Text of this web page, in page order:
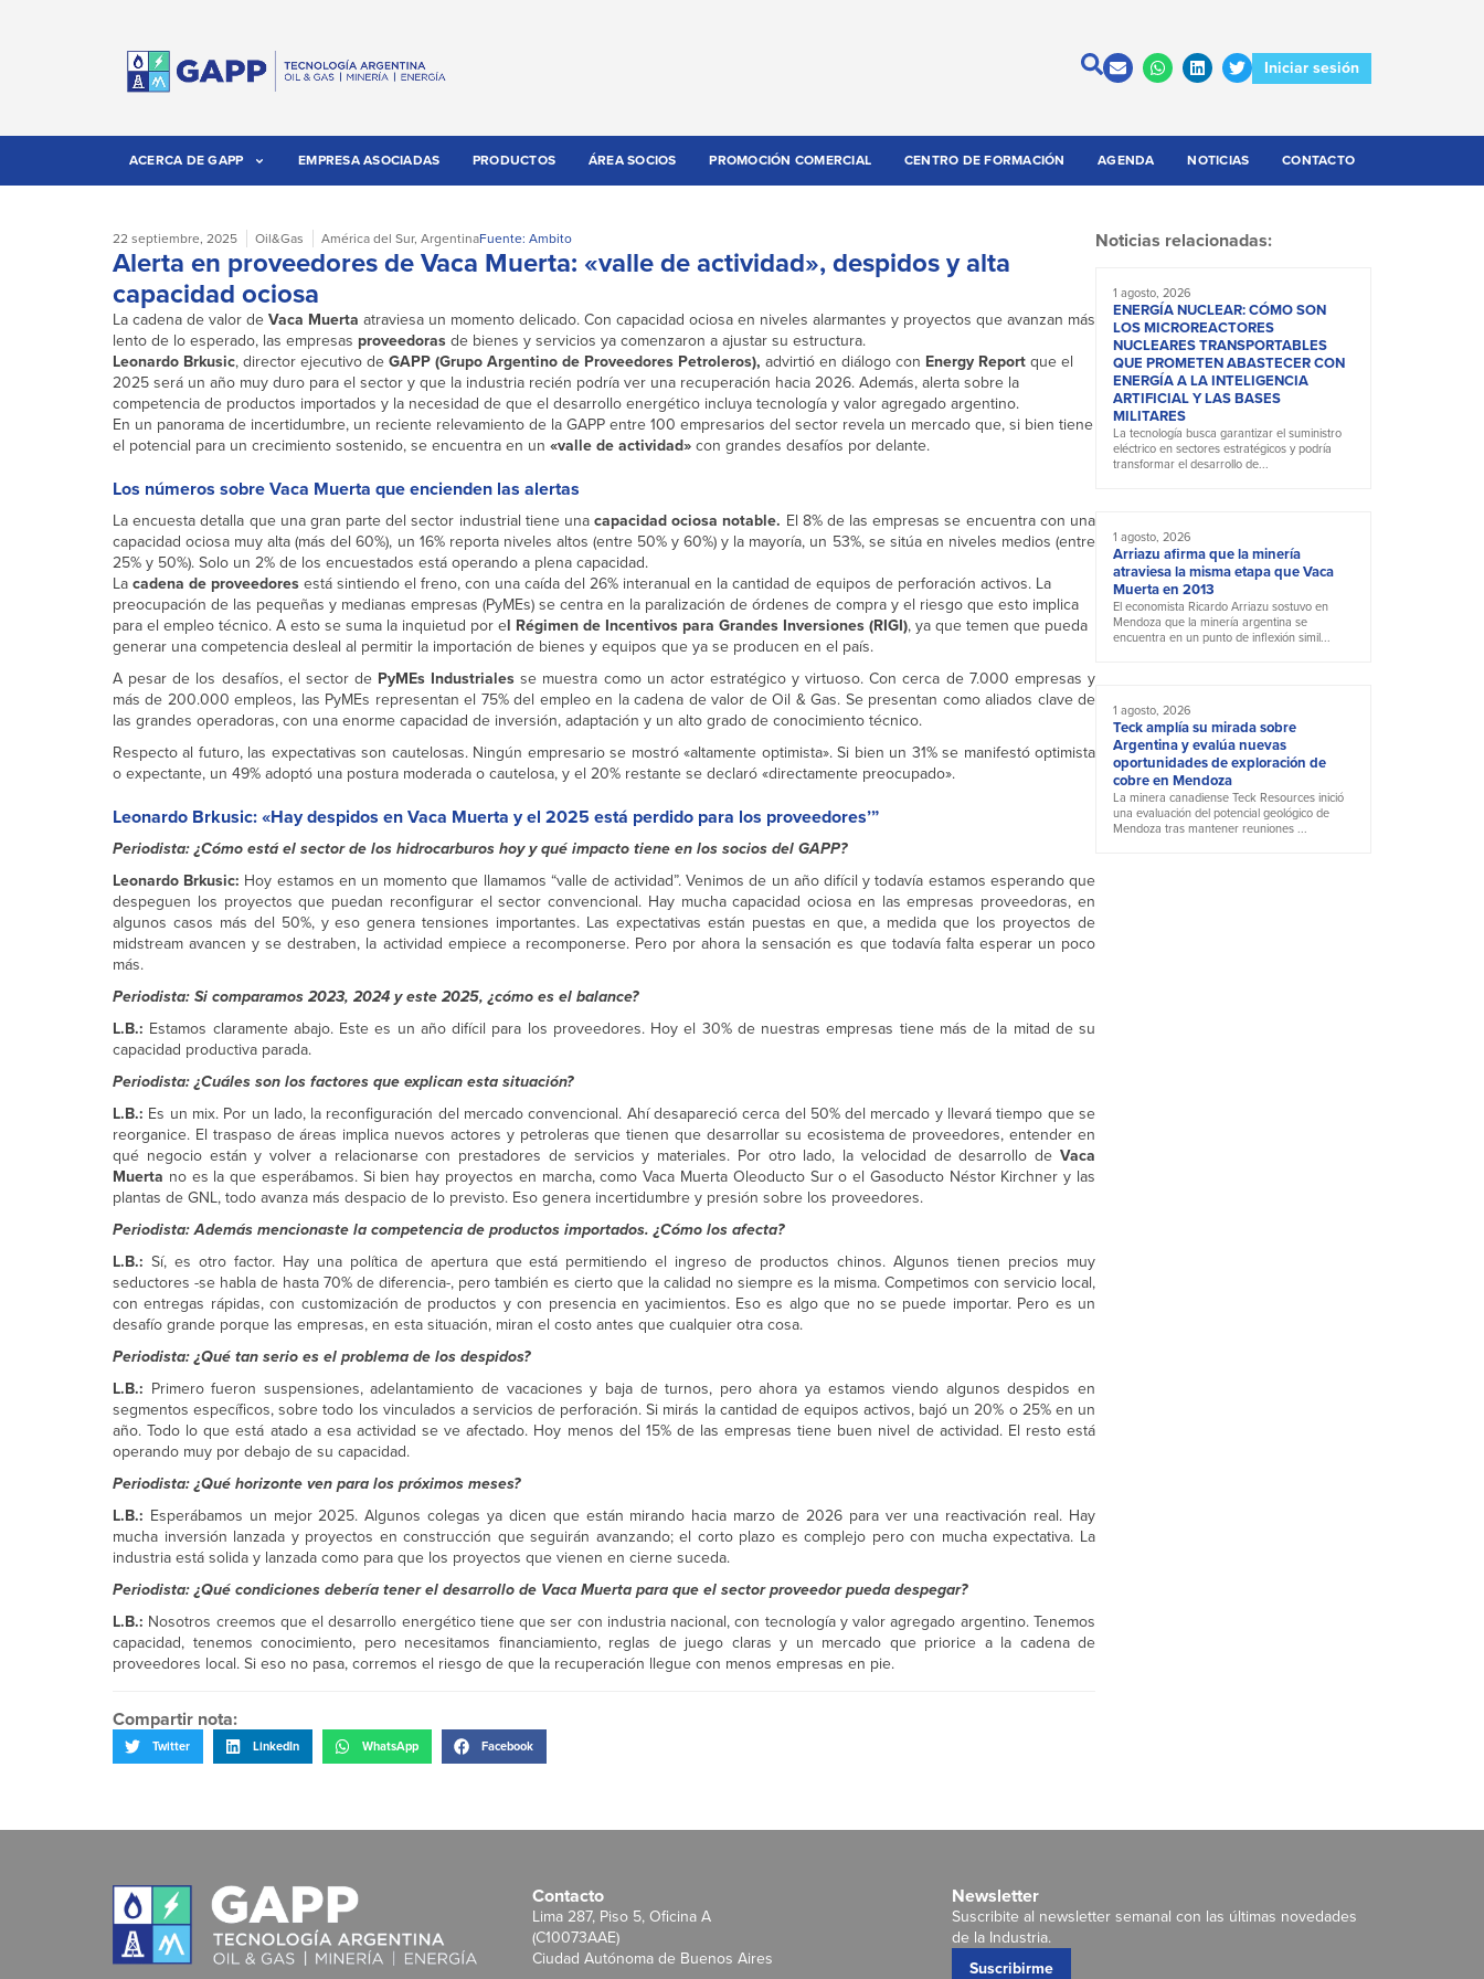
Iniciar sesión
ACERCA DE GAPP EMPRESA ASOCIADAS PRODUCTOS ÁREA SOCIOS PROMOCIÓN COMERCIAL CENTRO DE FORMACIÓN AGENDA NOTICIAS CONTACTO
22 septiembre, 2025 Oil&Gas América del Sur, ArgentinaFuente: Ambito
Alerta en proveedores de Vaca Muerta: «valle de actividad», despidos y alta
capacidad ociosa
La cadena de valor deVaca Muerta atraviesa un momento delicado. Con capacidad ociosa en niveles alarmantes y proyectos que avanzan más
lento de lo esperado, las empresas proveedorasde bienes y servicios ya comenzaron a ajustar su estructura.
Leonardo Brkusic, director ejecutivo deGAPP (Grupo Argentino de Proveedores Petroleros), advirtió en diálogo con Energy Reportque el
2025 será un año muy duro para el sector y que la industria recién podría ver una recuperación hacia 2026. Además, alerta sobre la
competencia de productos importados y la necesidad de que el desarrollo energético incluya tecnología y valor agregado argentino.
En un panorama de incertidumbre, un reciente relevamiento de la GAPP entre 100 empresarios del sector revela un mercado que, si bien tiene
el potencial para un crecimiento sostenido, se encuentra en un «valle de actividad»con grandes desafíos por delante.
Los números sobre Vaca Muerta que encienden las alertas
La encuesta detalla que una gran parte del sector industrial tiene unacapacidad ociosa notable. El 8% de las empresas se encuentra con una
capacidad ociosa muy alta (más del 60%), un 16% reporta niveles altos (entre 50% y 60%) y la mayoría, un 53%, se sitúa en niveles medios (entre
25% y 50%). Solo un 2% de los encuestados está operando a plena capacidad.
Lacadena de proveedoresestá sintiendo el freno, con una caída del 26% interanual en la cantidad de equipos de perforación activos. La
preocupación de las pequeñas y medianas empresas (PyMEs) se centra en la paralización de órdenes de compra y el riesgo que esto implica
para el empleo técnico. A esto se suma la inquietud por el Régimen de Incentivos para Grandes Inversiones (RIGI), ya que temen que pueda
generar una competencia desleal al permitir la importación de bienes y equipos que ya se producen en el país.
A pesar de los desafíos, el sector de PyMEs Industriales se muestra como un actor estratégico y virtuoso. Con cerca de 7.000 empresas y
más de 200.000 empleos, las PyMEs representan el 75% del empleo en la cadena de valor de Oil & Gas. Se presentan como aliados clave de
las grandes operadoras, con una enorme capacidad de inversión, adaptación y un alto grado de conocimiento técnico.
Respecto al futuro, las expectativas son cautelosas. Ningún empresario se mostró «altamente optimista». Si bien un 31% se manifestó optimista
o expectante, un 49% adoptó una postura moderada o cautelosa, y el 20% restante se declaró «directamente preocupado».
Leonardo Brkusic: «Hay despidos en Vaca Muerta y el 2025 está perdido para los proveedores’”
Periodista: ¿Cómo está el sector de los hidrocarburos hoy y qué impacto tiene en los socios del GAPP?
Leonardo Brkusic: Hoy estamos en un momento que llamamos “valle de actividad”. Venimos de un año difícil y todavía estamos esperando que
despeguen los proyectos que puedan reconfigurar el sector convencional. Hay mucha capacidad ociosa en las empresas proveedoras, en
algunos casos más del 50%, y eso genera tensiones importantes. Las expectativas están puestas en que, a medida que los proyectos de
midstream avancen y se destraben, la actividad empiece a recomponerse. Pero por ahora la sensación es que todavía falta esperar un poco
más.
Periodista: Si comparamos 2023, 2024 y este 2025, ¿cómo es el balance?
L.B.: Estamos claramente abajo. Este es un año difícil para los proveedores. Hoy el 30% de nuestras empresas tiene más de la mitad de su
capacidad productiva parada.
Periodista: ¿Cuáles son los factores que explican esta situación?
L.B.: Es un mix. Por un lado, la reconfiguración del mercado convencional. Ahí desapareció cerca del 50% del mercado y llevará tiempo que se
reorganice. El traspaso de áreas implica nuevos actores y petroleras que tienen que desarrollar su ecosistema de proveedores, entender en
qué negocio están y volver a relacionarse con prestadores de servicios y materiales. Por otro lado, la velocidad de desarrollo de Vaca
Muerta no es la que esperábamos. Si bien hay proyectos en marcha, como Vaca Muerta Oleoducto Sur o el Gasoducto Néstor Kirchner y las
plantas de GNL, todo avanza más despacio de lo previsto. Eso genera incertidumbre y presión sobre los proveedores.
Periodista: Además mencionaste la competencia de productos importados. ¿Cómo los afecta?
L.B.: Sí, es otro factor. Hay una política de apertura que está permitiendo el ingreso de productos chinos. Algunos tienen precios muy
seductores -se habla de hasta 70% de diferencia-, pero también es cierto que la calidad no siempre es la misma. Competimos con servicio local,
con entregas rápidas, con customización de productos y con presencia en yacimientos. Eso es algo que no se puede importar. Pero es un
desafío grande porque las empresas, en esta situación, miran el costo antes que cualquier otra cosa.
Periodista: ¿Qué tan serio es el problema de los despidos?
L.B.: Primero fueron suspensiones, adelantamiento de vacaciones y baja de turnos, pero ahora ya estamos viendo algunos despidos en
segmentos específicos, sobre todo los vinculados a servicios de perforación. Si mirás la cantidad de equipos activos, bajó un 20% o 25% en un
año. Todo lo que está atado a esa actividad se ve afectado. Hoy menos del 15% de las empresas tiene buen nivel de actividad. El resto está
operando muy por debajo de su capacidad.
Periodista: ¿Qué horizonte ven para los próximos meses?
L.B.: Esperábamos un mejor 2025. Algunos colegas ya dicen que están mirando hacia marzo de 2026 para ver una reactivación real. Hay
mucha inversión lanzada y proyectos en construcción que seguirán avanzando; el corto plazo es complejo pero con mucha expectativa. La
industria está solida y lanzada como para que los proyectos que vienen en cierne suceda.
Periodista: ¿Qué condiciones debería tener el desarrollo de Vaca Muerta para que el sector proveedor pueda despegar?
L.B.: Nosotros creemos que el desarrollo energético tiene que ser con industria nacional, con tecnología y valor agregado argentino. Tenemos
capacidad, tenemos conocimiento, pero necesitamos financiamiento, reglas de juego claras y un mercado que priorice a la cadena de
proveedores local. Si eso no pasa, corremos el riesgo de que la recuperación llegue con menos empresas en pie.
Compartir nota:
Twitter LinkedIn WhatsApp Facebook
Noticias relacionadas:
1 agosto, 2026
ENERGÍA NUCLEAR: CÓMO SON
LOS MICROREACTORES
NUCLEARES TRANSPORTABLES
QUE PROMETEN ABASTECER CON
ENERGÍA A LA INTELIGENCIA
ARTIFICIAL Y LAS BASES
MILITARES
La tecnología busca garantizar el suministro
eléctrico en sectores estratégicos y podría
transformar el desarrollo de...
1 agosto, 2026
Arriazu afirma que la minería
atraviesa la misma etapa que Vaca
Muerta en 2013
El economista Ricardo Arriazu sostuvo en
Mendoza que la minería argentina se
encuentra en un punto de inflexión simil...
1 agosto, 2026
Teck amplía su mirada sobre
Argentina y evalúa nuevas
oportunidades de exploración de
cobre en Mendoza
La minera canadiense Teck Resources inició
una evaluación del potencial geológico de
Mendoza tras mantener reuniones ...
Contacto
Lima 287, Piso 5, Oficina A
(C10073AAE)
Ciudad Autónoma de Buenos Aires
Newsletter
Suscribite al newsletter semanal con las últimas novedades
de la Industria.
Suscribirme